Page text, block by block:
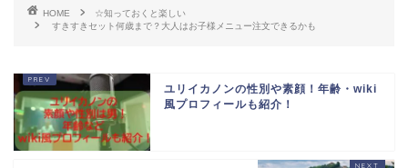
HOME
☆知っておくと楽しい
すきすきセット何歳まで？大人はお子様メニュー注文できるかも
ユリイカノンの性別や素顔！年齢・wiki
風プロフィールも紹介！